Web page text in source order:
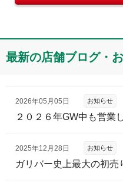
最新の店舗ブログ・
2026年05月05日 お知らせ
２０２６年GW中も営業
2025年12月28日 お知らせ
ガリバー史上最大の初売